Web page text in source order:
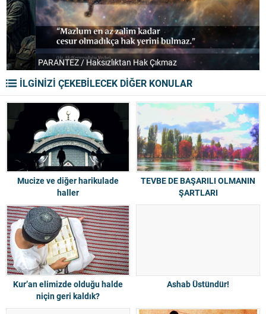
PARANTEZ / Haksızlıktan Hak Çıkmaz
İLGİNİZİ ÇEKEBİLECEK DİĞER KONULAR
Mucize ve diğer harikulade
haller
TEVBE DE BAŞARILI OLMANIN
ŞARTLARI
Kur’an elimizde olduğu halde
niçin geri kaldık?
Ashab Üstündür!